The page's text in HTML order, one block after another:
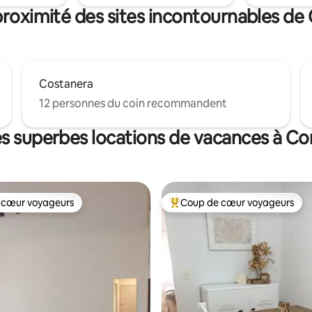
des sites incontournables de
Costanera
12 personnes du coin recommandent
superbes locations de vacances à
cœur voyageurs
voyageurs Coup de cœur voyageurs
Coup de cœur voyageurs